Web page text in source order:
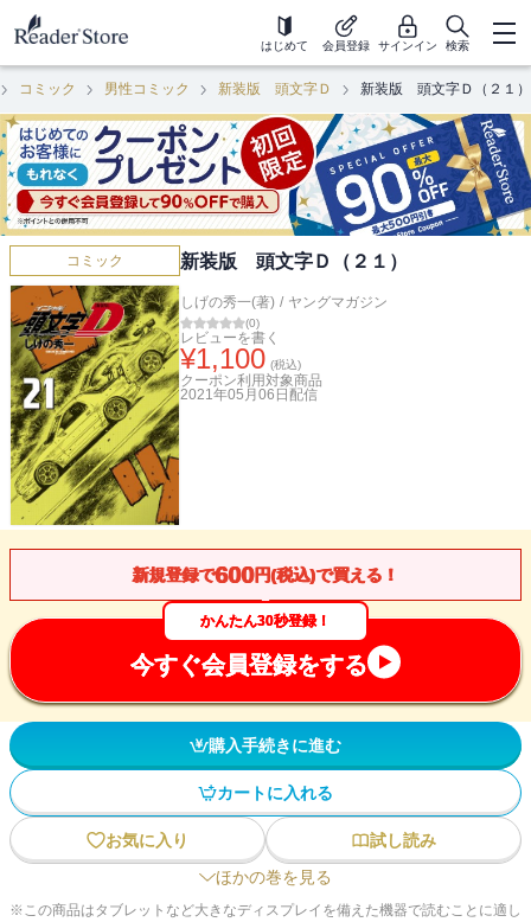
はじめて 会員登録 サインイン 検索
コミック 男性コミック 新装版 頭文字Ｄ 新装版 頭文字Ｄ（２１）
コミック 新装版 頭文字Ｄ（２１）
しげの秀一(著) / ヤングマガジン
(0)
レビューを書く
¥1,100 (税込)
クーポン利用対象商品
2021年05月06日 配信
新規登録で600円(税込)で買える！
かんたん30秒登録！
今すぐ会員登録をする
購入手続きに進む
カートに入れる
お気に入り
試し読み
ほかの巻を見る
※この商品はタブレットなど大きなディスプレイを備えた機器で読むことに適し